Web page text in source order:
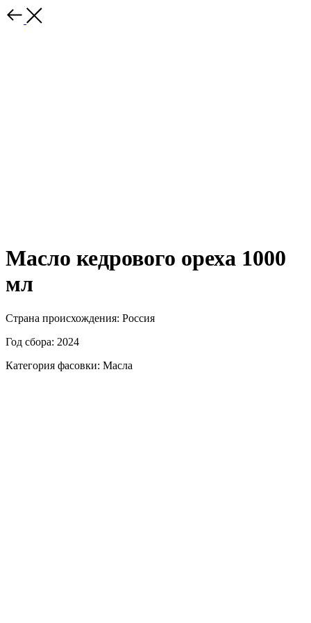
Масло кедрового ореха 1000
мл
Страна происхождения: Россия
Год сбора: 2024
Категория фасовки: Масла